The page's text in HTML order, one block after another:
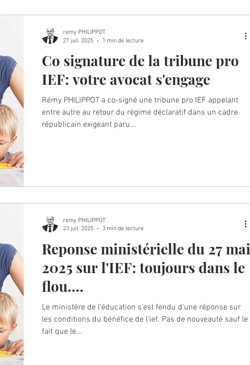
Co signature de la tribune pro
IEF: votre avocat s'engage
Rémy PHILIPPOT a co-signé une tribune pro IEF appelant
entre autre au retour du régime déclaratif dans un cadre
républicain exigeant paru...
remy PHILIPPOT
27 juil. 2025
1 min de lecture
Reponse ministérielle du 27 mai
2025 sur l'IEF: toujours dans le
flou....
Le ministère de l'éducation s'est fendu d'une réponse sur
les conditions du bénéfice de l'ief. Pas de nouveauté sauf le
fait que le...
remy PHILIPPOT
23 juil. 2025
3 min de lecture